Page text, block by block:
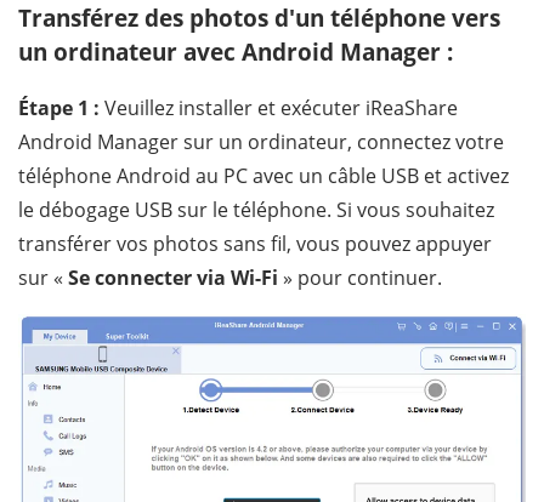
Transférez des photos d'un téléphone vers
un ordinateur avec Android Manager :
Étape 1 : Veuillez installer et exécuter iReaShare
Android Manager sur un ordinateur, connectez votre
téléphone Android au PC avec un câble USB et activez
le débogage USB sur le téléphone. Si vous souhaitez
transférer vos photos sans fil, vous pouvez appuyer
sur « Se connecter via Wi-Fi » pour continuer.